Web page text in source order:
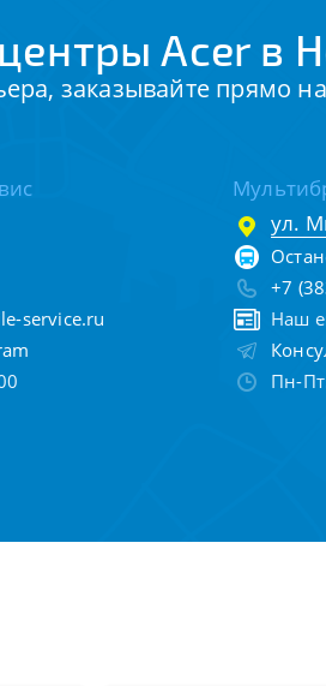
Acer в
заказывайте прямо
service.ru
ул.
+7
Наш
Пн-